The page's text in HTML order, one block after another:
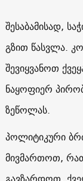
შესაბამისად,
გზით წასვლა.
შევიყვანოთ
ნაყოფიერ
ზეწოლას.
პოლიტიკური
მივმართოთ,